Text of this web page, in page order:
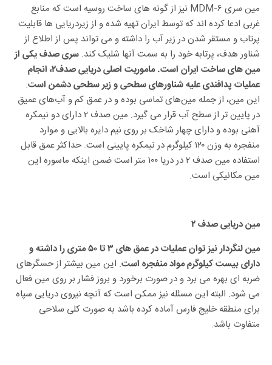
مین سری MDM-۶ نیز از گونه های ساخت روسیه است که منابع
غربی ادعا کرده اند که توسط ایران تهیه شده و از زیردریایی ها قابلیت
پرتاب و مستقر شدن در زیر آب را داشته و می تواند پس از اطلاع از
شناور هدف، پرتابه خود را به سمت آنها شلیک کند. سری صدف یکی از
مین های ساخت ایران است. ماموریت اصلی دریایی صدف۲، انجام
عملیات پدافندی علیه شناورهای سطحی و زیر سطحی دشمن است.
این مین، از جمله مین‌های تماسی بوده و در عمق کم و آب‌های عمیق
در پایین تر از سطح آب قرار می گیرد. مین صدف ۲ دارای دو نیمکره
آهنی بوده و دارای چهار شاخک بر روی نیم دایره بالایی و موارد
منفجره به وزن ۱۲۰ کیلوگرم در نیمکره پایینی است. حداکثر عمق قابل
استفاده مین صدف ۲ در دریا ۱۰۰ متر است ضمن اینکه ماسوره این
مین مکانیکی است.
مین دریایی صدف ۲
مین لنگردار نیز توان عملیات در عمق های ۳ تا ۵۰ متری را داشته و
دارای بیست کیلوگرم مواد منفجره است. این مین بیشتر از حسگرهای
ضربه ای بهره می برد و در صورت برخورد و بروز فشار بر روی مین فعال
می شود. البته این مسئله نیز ممکن است که آنچه نیروی دریایی سپاه
برای منطقه خلیج فارس آماده کرده باشد به صورت کلی سلاحی
متفاوت باشد.